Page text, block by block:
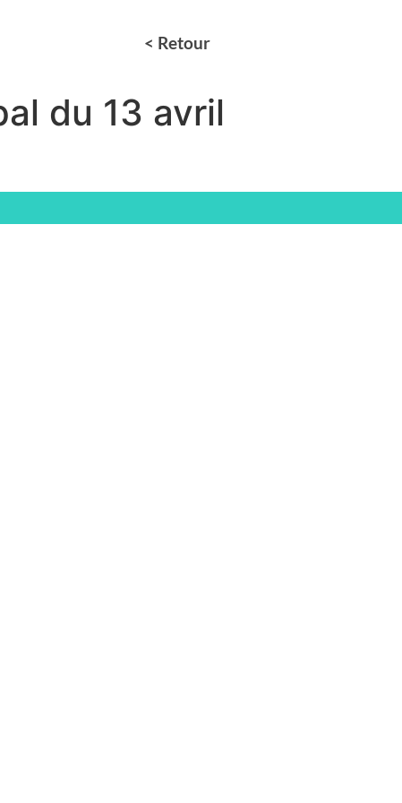
< Retour
du 13 avril